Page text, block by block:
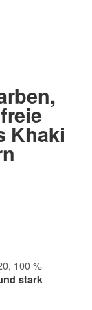
Khaki
100 %
stark